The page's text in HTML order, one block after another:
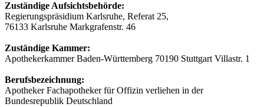
Zuständige Aufsichtsbehörde:
Regierungspräsidium Karlsruhe, Referat 25,
76133 Karlsruhe Markgrafenstr. 46
Zuständige Kammer:
Apothekerkammer Baden-Württemberg 70190 Stuttgart Villastr. 1
Berufsbezeichnung:
Apotheker Fachapotheker für Offizin verliehen in der
Bundesrepublik Deutschland